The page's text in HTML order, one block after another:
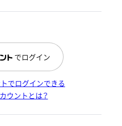
でログイン
でログインできる
ウントとは？